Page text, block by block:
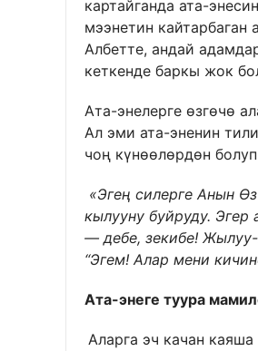
картайганда ата-
мээнетин
Албетте, андай
кеткенде баркы жок
Ата-энелерге өзгөчө
Ал эми ата-эненин
чоң күнөөлөрдөн болуп
«Эгең силерге Анын
кылууну буйруду.
— дебе, зекибе!
“Эгем! Алар мени
Ата-энеге туура
Аларга эч качан